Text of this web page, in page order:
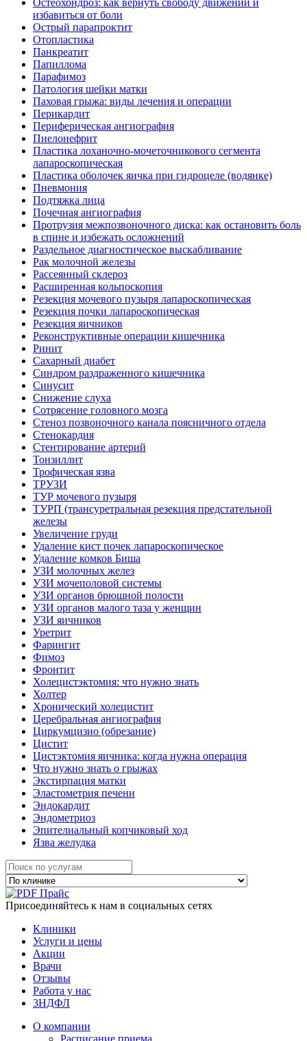
избавиться от боли
Острый парапроктит
Отопластика
Панкреатит
Папиллома
Парафимоз
Патология шейки матки
Паховая грыжа: виды лечения и операции
Перикардит
Периферическая ангиография
Пиелонефрит
Пластика лоханочно-мочеточникового сегмента
лапароскопическая
Пластика оболочек яичка при гидроцеле (водянке)
Пневмония
Подтяжка лица
Почечная ангиография
Протрузия межпозвоночного диска: как остановить боль
в спине и избежать осложнений
Раздельное диагностическое выскабливание
Рак молочной железы
Рассеянный склероз
Расширенная кольпоскопия
Резекция мочевого пузыря лапароскопическая
Резекция почки лапароскопическая
Резекция яичников
Реконструктивные операции кишечника
Ринит
Сахарный диабет
Синдром раздраженного кишечника
Синусит
Снижение слуха
Сотрясение головного мозга
Стеноз позвоночного канала поясничного отдела
Стенокардия
Стентирование артерий
Тонзиллит
Трофическая язва
ТРУЗИ
ТУР мочевого пузыря
ТУРП (трансуретральная резекция предстательной
железы
Увеличение груди
Удаление кист почек лапароскопическое
Удаление комков Биша
УЗИ молочных желез
УЗИ мочеполовой системы
УЗИ органов брюшной полости
УЗИ органов малого таза у женщин
УЗИ яичников
Уретрит
Фарингит
Фимоз
Фронтит
Холецистэктомия: что нужно знать
Холтер
Хронический холецистит
Церебральная ангиография
Циркумцизио (обрезание)
Цистит
Цистэктомия яичника: когда нужна операция
Что нужно знать о грыжах
Экстирпация матки
Эластометрия печени
Эндокардит
Эндометриоз
Эпителиальный копчиковый ход
Язва желудка
Прайс
Присоединяйтесь к нам в социальных сетях
Клиники
Услуги и цены
Акции
Врачи
Отзывы
Работа у нас
3НДФЛ
О компании
Расписание приема